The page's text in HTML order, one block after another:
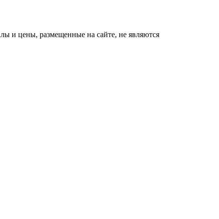
и цены, размещенные на сайте, не являются